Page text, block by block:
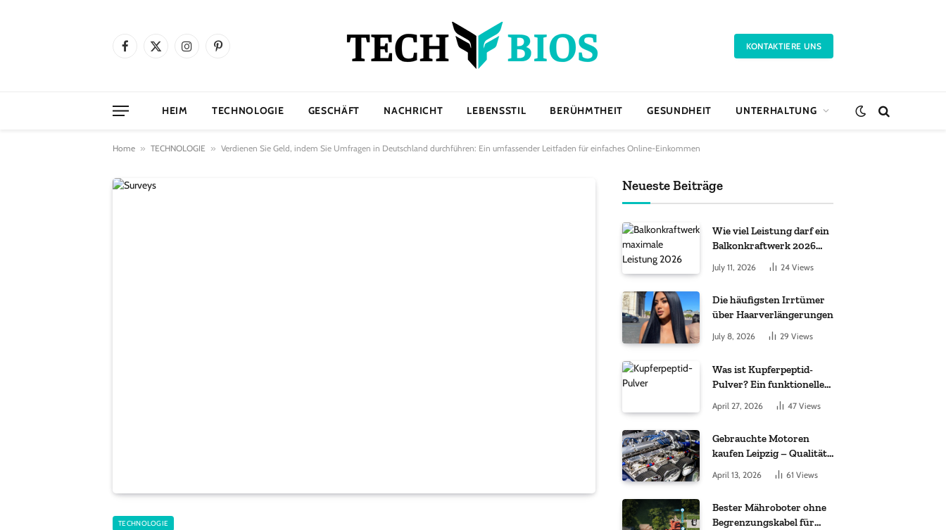
Facebook
X
InstagramPinterest KONTAKTIERE UNS
HEIM TECHNOLOGIE GESCHÄFT NACHRICHT LEBENSSTIL BERÜHMTHEIT GESUNDHEIT UNTERHALTUNG
Home » TECHNOLOGIE » Verdienen Sie Geld, indem Sie Umfragen in Deutschland durchführen: Ein umfassender Leitfaden für einfaches Online-Einkommen
TECHNOLOGIE
Neueste Beiträge
Wie viel Leistung darf ein
Balkonkraftwerk 2026
July 11, 2026 24 Views
Die häufigsten Irrtümer
über Haarverlängerungen
July 8, 2026 29 Views
Was ist Kupferpeptid-
Pulver? Ein funktioneller
Komplex aus „kleinem
Molekül + Metall“
April 27, 2026 47 Views
Gebrauchte Motoren
kaufen Leipzig – Qualität,
Garantie und weltweite
Lieferung im Fokus
April 13, 2026 61 Views
Bester Mähroboter ohne
Begrenzungskabel für